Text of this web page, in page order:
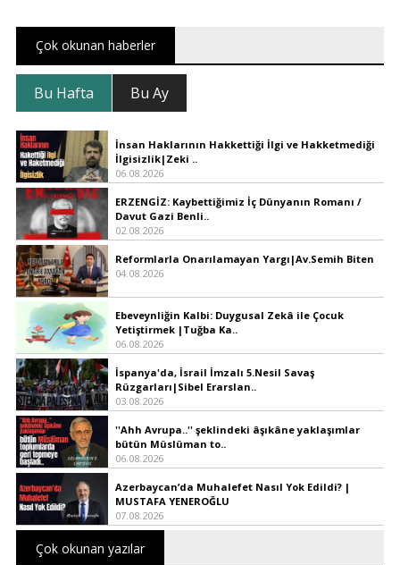
Çok okunan haberler
Bu Hafta Bu Ay
İnsan Haklarının Hakkettiği İlgi ve Hakketmediği
İlgisizlik|Zeki ..
06.08.2026
ERZENGİZ: Kaybettiğimiz İç Dünyanın Romanı /
Davut Gazi Benli..
02.08.2026
Reformlarla Onarılamayan Yargı|Av.Semih Biten
04.08.2026
Ebeveynliğin Kalbi: Duygusal Zekâ ile Çocuk
Yetiştirmek |Tuğba Ka..
06.08.2026
İspanya'da, İsrail İmzalı 5.Nesil Savaş
Rüzgarları|Sibel Erarslan..
03.08.2026
''Ahh Avrupa..'' şeklindeki âşıkâne yaklaşımlar
bütün Müslüman to..
06.08.2026
Azerbaycan’da Muhalefet Nasıl Yok Edildi? |
MUSTAFA YENEROĞLU
07.08.2026
Çok okunan yazılar